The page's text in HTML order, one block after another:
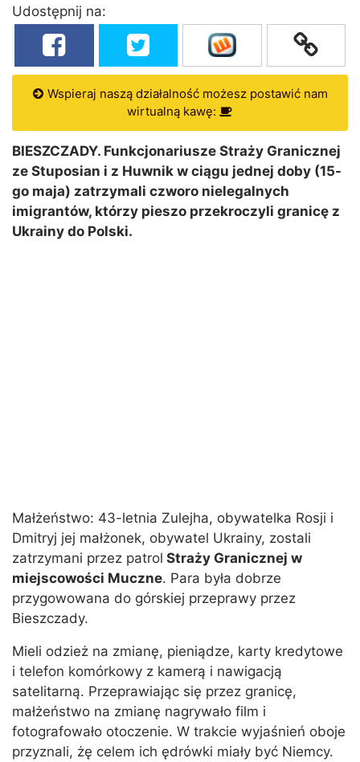
Udostępnij na:
Wspieraj naszą działalność możesz postawić nam
wirtualną kawę:
BIESZCZADY. Funkcjonariusze Straży Granicznej
ze Stuposian i z Huwnik w ciągu jednej doby (15-
go maja) zatrzymali czworo nielegalnych
imigrantów, którzy pieszo przekroczyli granicę z
Ukrainy do Polski.
Małżeństwo: 43-letnia Zulejha, obywatelka Rosji i
Dmitryj jej małżonek, obywatel Ukrainy, zostali
zatrzymani przez patrol Straży Granicznej w
miejscowości Muczne. Para była dobrze
przygowowana do górskiej przeprawy przez
Bieszczady.
Mieli odzież na zmianę, pieniądze, karty kredytowe
i telefon komórkowy z kamerą i nawigacją
satelitarną. Przeprawiając się przez granicę,
małżeństwo na zmianę nagrywało film i
fotografowało otoczenie. W trakcie wyjaśnień oboje
przyznali, żę celem ich ędrówki miały być Niemcy.